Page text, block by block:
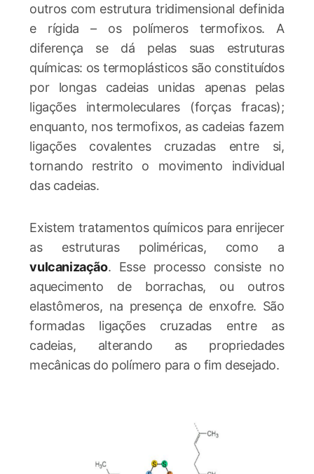
outros com estrutura tridimensional definida
e rígida – os polímeros termofixos. A
diferença se dá pelas suas estruturas
químicas: os termoplásticos são constituídos
por longas cadeias unidas apenas pelas
ligações intermoleculares (forças fracas);
enquanto, nos termofixos, as cadeias fazem
ligações covalentes cruzadas entre si,
tornando restrito o movimento individual
das cadeias.
Existem tratamentos químicos para enrijecer
as estruturas poliméricas, como a
vulcanização. Esse processo consiste no
aquecimento de borrachas, ou outros
elastômeros, na presença de enxofre. São
formadas ligações cruzadas entre as
cadeias, alterando as propriedades
mecânicas do polímero para o fim desejado.